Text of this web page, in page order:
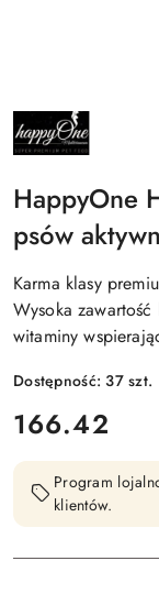
NAZWA
PRODUCENTA:
HAPPYONE
HappyOne
psów
Karma klasy
Wysoka zawartość
witaminy
Dostępność:37szt.
cena:
166.42
Program
klientów.